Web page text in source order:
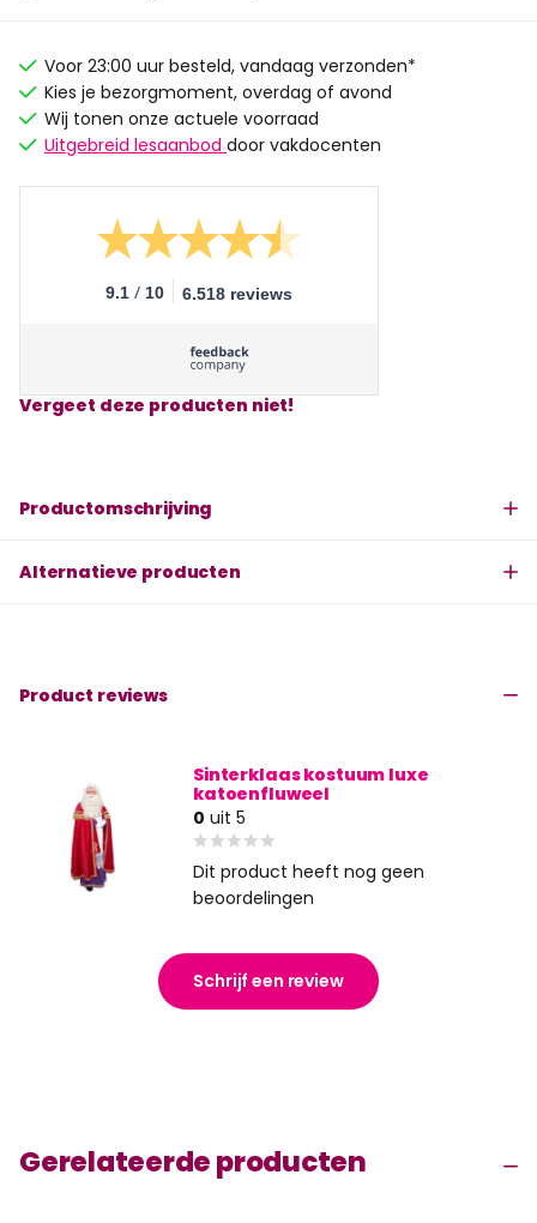
Voor 23:00 uur besteld, vandaag verzonden*
Kies je bezorgmoment, overdag of avond
Wij tonen onze actuele voorraad
Uitgebreid lesaanbod door vakdocenten
9.1 / 10 6.518 reviews
Vergeet deze producten niet!
Productomschrijving
Alternatieve producten
Product reviews
Sinterklaas kostuum luxe
katoenfluweel
0 uit 5
Dit product heeft nog geen
beoordelingen
Schrijf een review
Gerelateerde producten